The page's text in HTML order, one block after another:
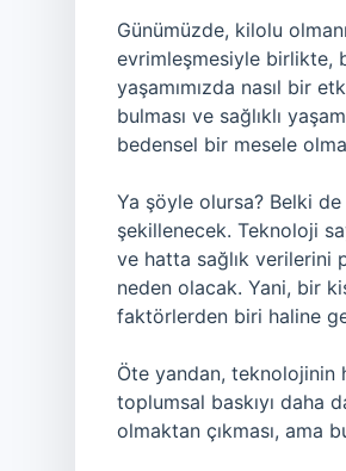
Günümüzde, kilolu
evrimleşmesiyle birlikte,
yaşamımızda nasıl bir
bulması ve sağlıklı
bedensel bir mesele
Ya şöyle olursa? Belki
şekillenecek. Teknoloji
ve hatta sağlık verilerini
neden olacak. Yani, bir
faktörlerden biri haline
Öte yandan, teknolojinin
toplumsal baskıyı daha
olmaktan çıkması, ama